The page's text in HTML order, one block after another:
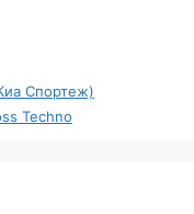
Спортеж)
Techno